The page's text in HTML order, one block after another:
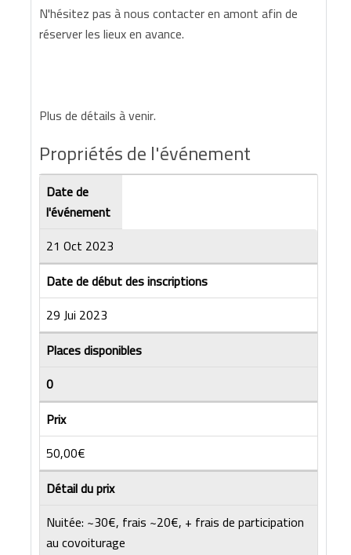
N'hésitez pas à nous contacter en amont afin de
réserver les lieux en avance.
Plus de détails à venir.
Propriétés de l'événement
Date de
l'événement
21 Oct 2023
Date de début des inscriptions
29 Jui 2023
Places disponibles
0
Prix
50,00€
Détail du prix
Nuitée: ~30€, frais ~20€, + frais de participation
au covoiturage